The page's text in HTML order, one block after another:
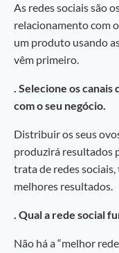
As redes sociais são
relacionamento com
um produto usando
vêm primeiro.
. Selecione os canais
com o seu negócio.
Distribuir os seus
produzirá resultados
trata de redes sociais,
melhores resultados.
. Qual a rede social
Não há a “melhor